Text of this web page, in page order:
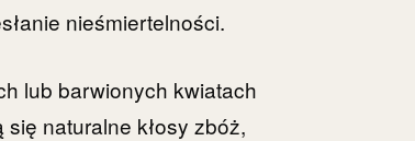
nieśmiertelności.
lub barwionych kwiatach
naturalne kłosy zbóż,